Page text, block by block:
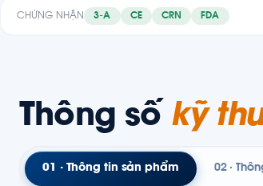
CHỨNG NHẬN 3-A CE CRN FDA
Thông số kỹ
01 · Thông tin sản phẩm 02 ·